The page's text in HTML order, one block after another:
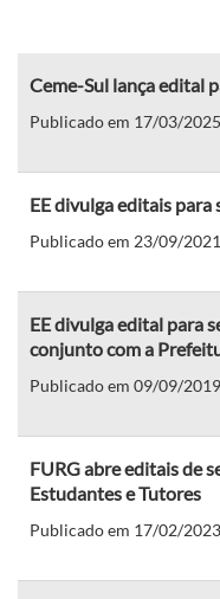
Ceme-Sul lança edital
Publicado em 17/03/
EE divulga editais para
Publicado em 23/09/
EE divulga edital para
conjunto com a
Publicado em 09/09/
FURG abre editais de
Estudantes e Tutores
Publicado em 17/02/